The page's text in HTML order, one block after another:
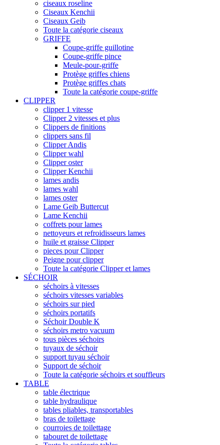
ciseaux roseline
Ciseaux Kenchii
Ciseaux Geib
Toute la catégorie ciseaux
GRIFFE
Coupe-griffe guillotine
Coupe-griffe pince
Meule-pour-griffe
Protège griffes chiens
Protège griffes chats
Toute la catégorie coupe-griffe
CLIPPER
clipper 1 vitesse
Clipper 2 vitesses et plus
Clippers de finitions
clippers sans fil
Clipper Andis
Clipper wahl
Clipper oster
Clipper Kenchii
lames andis
lames wahl
lames oster
Lame Geib Buttercut
Lame Kenchii
coffrets pour lames
nettoyeurs et refroidisseurs lames
huile et graisse Clipper
pieces pour Clipper
Peigne pour clipper
Toute la catégorie Clipper et lames
SÉCHOIR
séchoirs à vitesses
séchoirs vitesses variables
séchoirs sur pied
séchoirs portatifs
Séchoir Double K
séchoirs metro vacuum
tous pièces séchoirs
tuyaux de séchoir
support tuyau séchoir
Support de séchoir
Toute la catégorie séchoirs et souffleurs
TABLE
table électrique
table hydraulique
tables pliables, transportables
bras de toilettage
courroies de toilettage
tabouret de toilettage